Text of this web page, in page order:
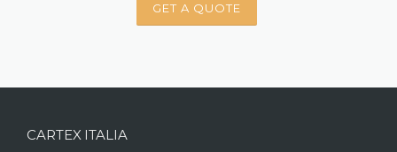
GET A QUOTE
CARTEX ITALIA